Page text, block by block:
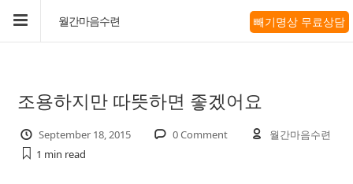
월간마음수련 빼기명상 무료상담
조용하지만 따뜻하면 좋겠어요
September 18, 2015 0 Comment
월간마음수련
1 min read